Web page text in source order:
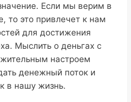
Если мы верим в
то это привлечет к нам
для достижения
Мыслить о деньгах с
настроем
денежный поток и
в нашу жизнь.